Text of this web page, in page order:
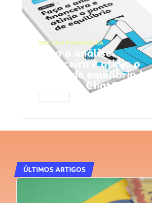
GESTÃO FINANCEIRA
Faça a análise
financeira e atinja o
ponto de equilíbrio |
Prompts ChatGPT
ÚLTIMOS ARTIGOS